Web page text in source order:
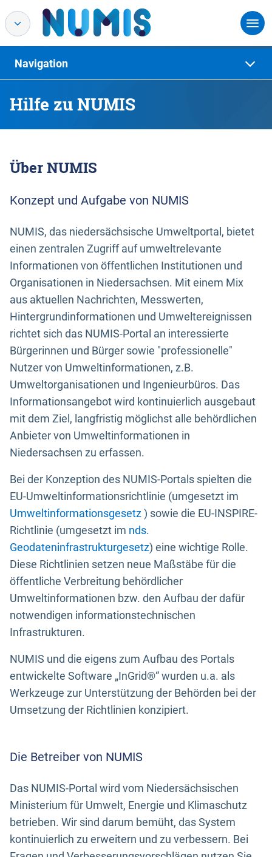
Hilfe zu NUMIS
Navigation
Über NUMIS
Konzept und Aufgabe von NUMIS
NUMIS, das niedersächsische Umweltportal, bietet
einen zentralen Zugriff auf umweltrelevante
Informationen von öffentlichen Institutionen und
Organisationen in Niedersachsen. Mit einem Mix
aus aktuellen Nachrichten, Messwerten,
Hintergrundinformationen und Umweltereignissen
richtet sich das NUMIS-Portal an interessierte
Bürgerinnen und Bürger sowie "professionelle"
Nutzer von Umweltinformationen, z.B.
Umweltorganisationen und Ingenieurbüros. Das
Informationsangebot wird kontinuierlich ausgebaut
mit dem Ziel, langfristig möglichst alle behördlichen
Anbieter von Umweltinformationen in
Niedersachsen zu erfassen.
Bei der Konzeption des NUMIS-Portals spielten die
EU-Umweltinformationsrichtlinie (umgesetzt im
Umweltinformationsgesetz) sowie die EU-INSPIRE-
Richtlinie (umgesetzt im nds.
Geodateninfrastrukturgesetz) eine wichtige Rolle.
Diese Richtlinien setzen neue Maßstäbe für die
öffentliche Verbreitung behördlicher
Umweltinformationen bzw. den Aufbau der dafür
notwendigen informationstechnischen
Infrastrukturen.
NUMIS und die eigens zum Aufbau des Portals
entwickelte Software „InGrid®“ wurden u.a. als
Werkzeuge zur Unterstützung der Behörden bei der
Umsetzung der Richtlinien konzipiert.
Die Betreiber von NUMIS
Das NUMIS-Portal wird vom Niedersächsischen
Ministerium für Umwelt, Energie und Klimaschutz
betrieben. Wir sind darum bemüht, das System
kontinuierlich zu erweitern und zu verbessern. Bei